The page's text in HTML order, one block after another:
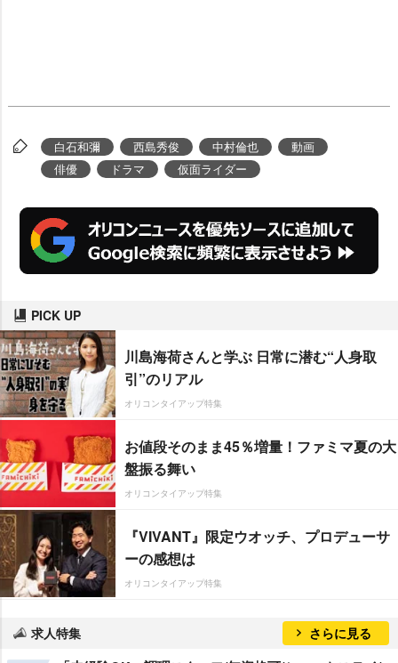
白石和彌 西島秀俊 中村倫也
動画
俳優
ドラマ 仮面ライダー
PICK UP
川島海荷さんと学ぶ 日常に潜む“人身取
引”のリアル
オリコンタイアップ特集
お値段そのまま45％増量！ファミマ夏の大
盤振る舞い
オリコンタイアップ特集
『VIVANT』限定ウオッチ、プロデューサ
ーの感想は
オリコンタイアップ特集
求人特集 さらに見る